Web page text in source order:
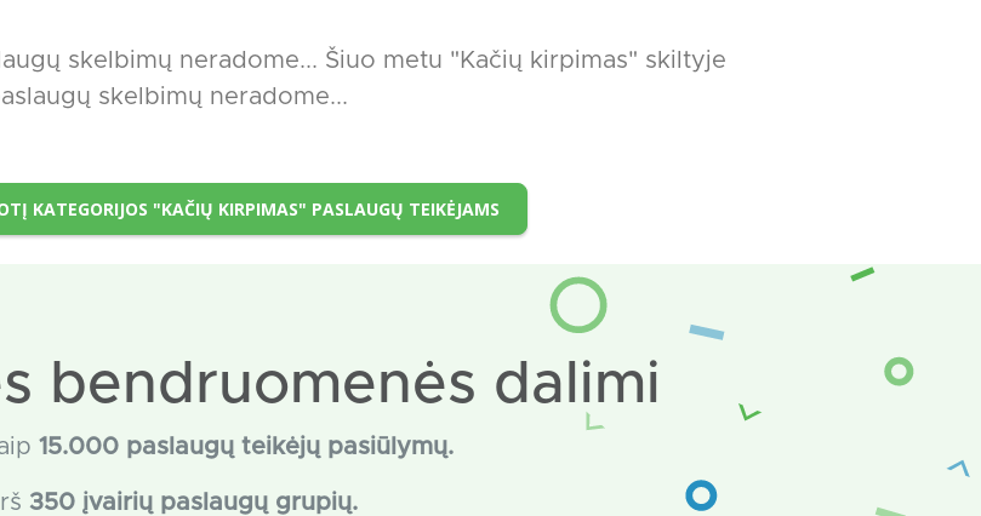
skelbimų neradome... Šiuo metu "Kačių kirpimas" skiltyje
skelbimų neradome...
KATEGORIJOS "KAČIŲ KIRPIMAS" PASLAUGŲ TEIKĖJAMS
bendruomenės dalimi
15.000 paslaugų teikėjų pasiūlymų.
350 įvairių paslaugų grupių.